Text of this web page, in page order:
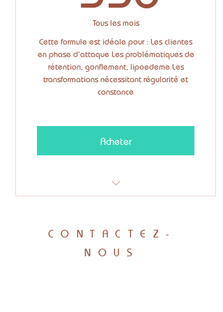
Tous les mois
Cette formule est idéale pour : Les clientes
en phase d’attaque Les problématiques de
rétention, gonflement, lipoedeme Les
transformations nécessitant régularité et
constance
Acheter
✔️ 🎁 2 Bonus / mois inclus : Dôme
CONTACTEZ-
NOUS